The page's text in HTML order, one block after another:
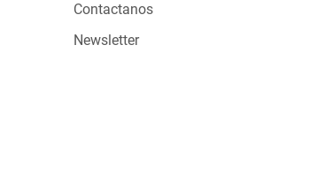
Contactanos
Newsletter